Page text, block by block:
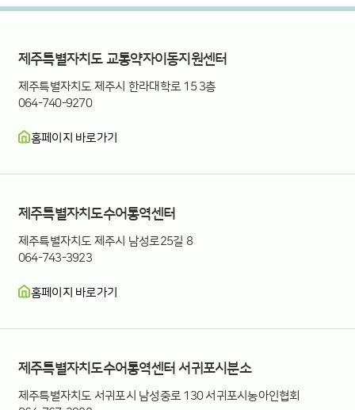
제주특별자치도수어통역센터 서귀포시분소
제주특별자치도 교통약자이동지원센터
제주특별자치도 제주시 한라대학로 15 3층
064-740-9270
홈페이지 바로가기
제주특별자치도수어통역센터
제주특별자치도 제주시 남성로25길 8
064-743-3923
홈페이지 바로가기
제주특별자치도수어통역센터 서귀포시분소
제주특별자치도 서귀포시 남성중로 130 서귀포시농아인협회